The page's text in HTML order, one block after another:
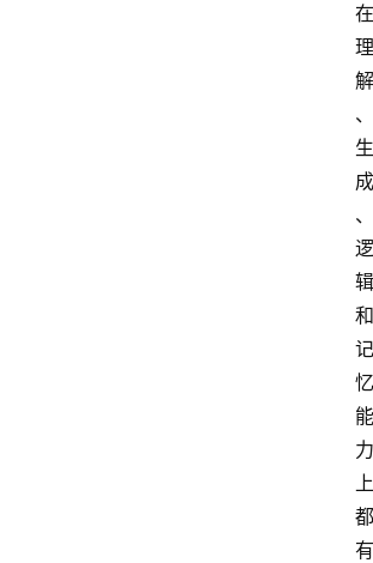
在
理
解
、
生
成
、
逻
辑
和
记
忆
能
力
上
都
有